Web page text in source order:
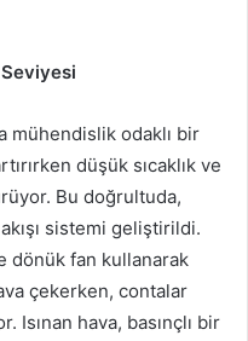
mühendislik odaklı bir
düşük sıcaklık ve
Bu doğrultuda,
sistemi geliştirildi.
dönük fan kullanarak
çekerken, contalar
Isınan hava, basınçlı bir